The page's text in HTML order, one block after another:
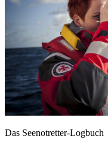
Das Seenotretter-Logbuch